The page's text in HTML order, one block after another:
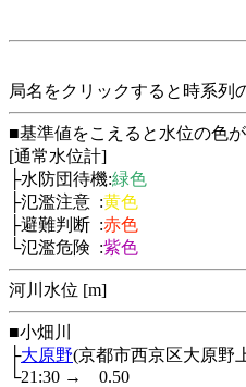
局名をクリックすると時系列
■基準値をこえると水位の色が
[通常水位計]
├水防団待機:緑色
├氾濫注意 :黄色
├避難判断 :赤色
└氾濫危険 :紫色
河川水位 [m]
■小畑川
├大原野(京都市西京区大原野
└21:30 →
0.50